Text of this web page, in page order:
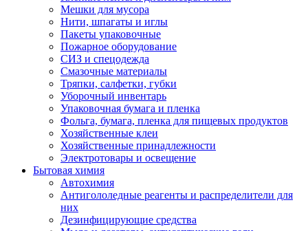
Мешки для мусора
Нити, шпагаты и иглы
Пакеты упаковочные
Пожарное оборудование
СИЗ и спецодежда
Смазочные материалы
Тряпки, салфетки, губки
Уборочный инвентарь
Упаковочная бумага и пленка
Фольга, бумага, пленка для пищевых продуктов
Хозяйственные клеи
Хозяйственные принадлежности
Электротовары и освещение
Бытовая химия
Автохимия
Антигололедные реагенты и распределители для
них
Дезинфицирующие средства